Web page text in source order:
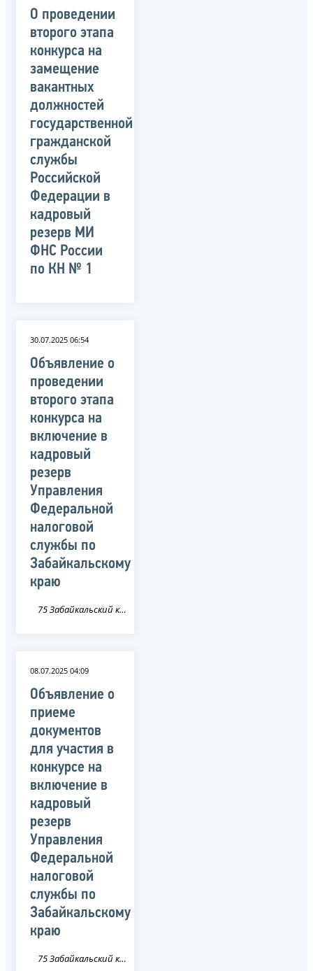
О проведении
второго этапа
конкурса на
замещение
вакантных
должностей
государственной
гражданской
службы
Российской
Федерации в
кадровый
резерв МИ
ФНС России
по КН № 1
30.07.2025 06:54
Объявление о
проведении
второго этапа
конкурса на
включение в
кадровый
резерв
Управления
Федеральной
налоговой
службы по
Забайкальскому
краю
75 Забайкальский край
08.07.2025 04:09
Объявление о
приеме
документов
для участия в
конкурсе на
включение в
кадровый
резерв
Управления
Федеральной
налоговой
службы по
Забайкальскому
краю
75 Забайкальский край